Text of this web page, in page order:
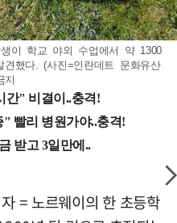
이 학교 야외 수업에서 약 1300
했다. (사진=인란데트 문화유산
지
= 노르웨이의 한 초등학